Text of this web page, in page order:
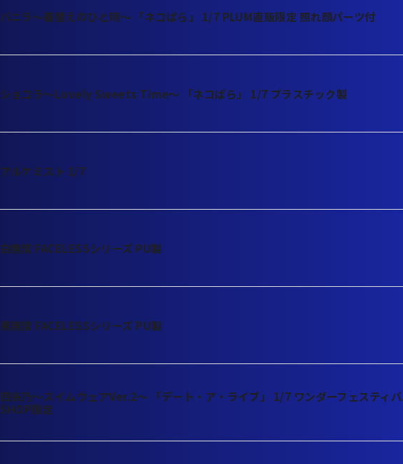
バニラ～着替えのひと時～ 「ネコぱら」 1/7 PLUM直販限定 照れ顔パーツ付
ショコラ～Lovely Sweets Time～ 「ネコぱら」 1/7 プラスチック製
アルケミスト 1/7
白無常 FACELESSシリーズ PU製
黒無常 FACELESSシリーズ PU製
四糸乃～スイムウェアVer.2～ 「デート・ア・ライブ」 1/7 ワンダーフェスティ
SHOP限定